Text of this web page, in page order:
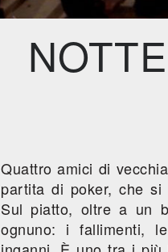
Quattro amici di
partita di poker, che si
Sul piatto, oltre a un
ognuno: i fallimenti,